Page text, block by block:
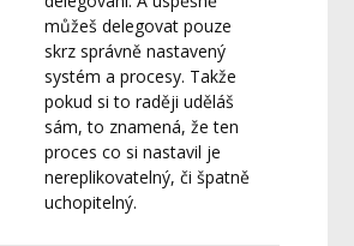
můžeš delegovat pouze
skrz správně nastavený
systém a procesy. Takže
pokud si to raději uděláš
sám, to znamená, že ten
proces co si nastavil je
nereplikovatelný, či špatně
uchopitelný.